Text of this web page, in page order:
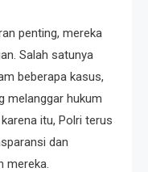
penting, mereka
Salah satunya
beberapa kasus,
melanggar hukum
itu, Polri terus
dan
mereka.